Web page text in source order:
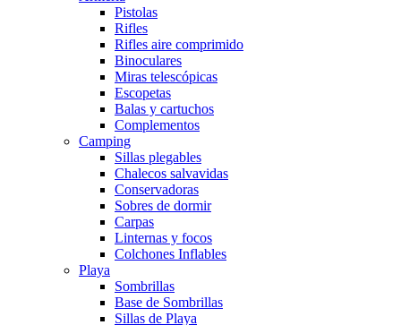
Pistolas
Rifles
Rifles aire comprimido
Binoculares
Miras telescópicas
Escopetas
Balas y cartuchos
Complementos
Camping
Sillas plegables
Chalecos salvavidas
Conservadoras
Sobres de dormir
Carpas
Linternas y focos
Colchones Inflables
Playa
Sombrillas
Base de Sombrillas
Sillas de Playa